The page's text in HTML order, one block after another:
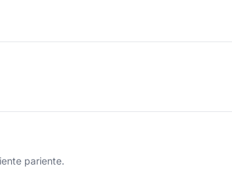
pariente.